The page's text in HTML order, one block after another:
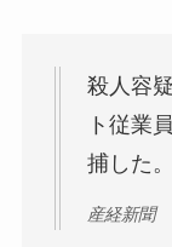
殺人容
ト従業
捕した。
産経新聞